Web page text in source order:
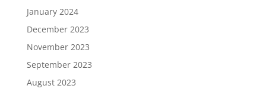
January 2024
December 2023
November 2023
September 2023
August 2023